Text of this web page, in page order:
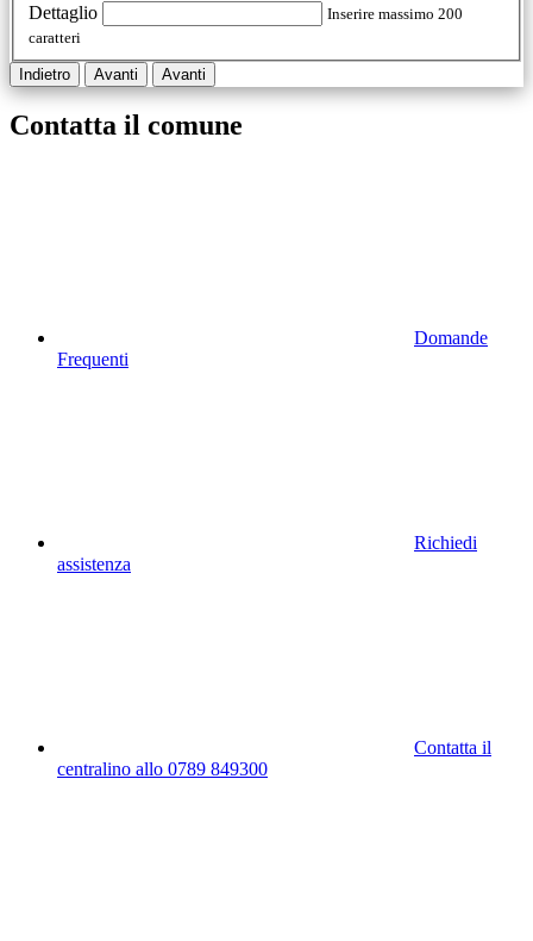
Dettaglio
Inserire massimo 200
caratteri
Indietro Avanti Avanti
Contatta il comune
Domande
Frequenti
Richiedi
assistenza
Contatta il
centralino allo 0789 849300